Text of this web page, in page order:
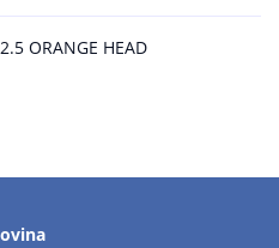
ORANGE HEAD